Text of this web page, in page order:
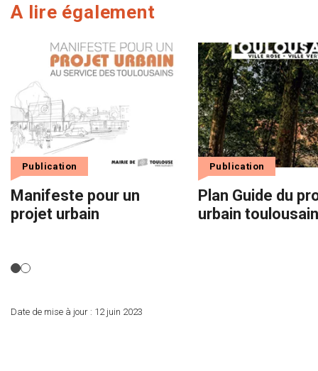
A lire également
Manifeste pour un
projet urbain
Publication
Plan Guide du
urbain toulousain
Publication
Date de mise à jour : 12 juin 2023